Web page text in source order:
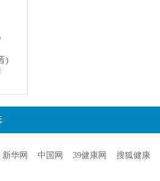
)
新华网 中国网 39健康网 搜狐健康